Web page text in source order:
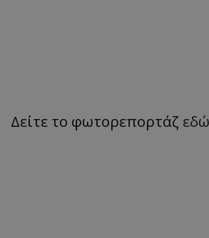
Δείτε το φωτορεπορτάζ εδώ